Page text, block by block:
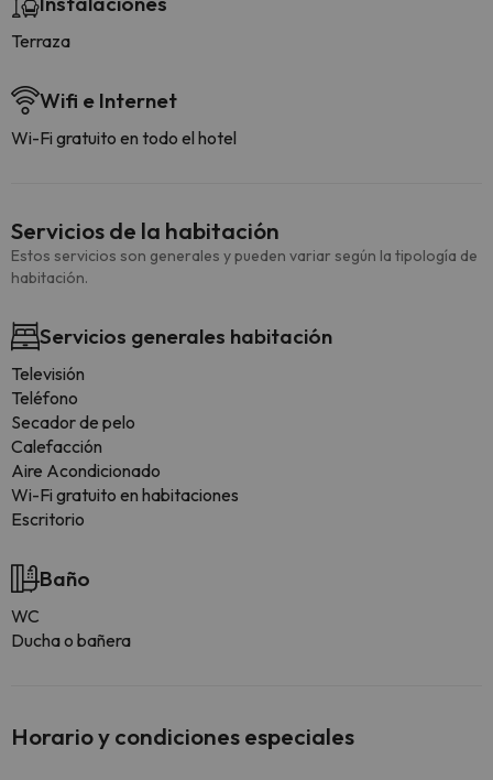
Terraza
Wifi e Internet
Wi-Fi gratuito en todo el hotel
Servicios de la habitación
Estos servicios son generales y pueden variar según la tipología de
habitación.
Servicios generales habitación
Televisión
Teléfono
Secador de pelo
Calefacción
Aire Acondicionado
Wi-Fi gratuito en habitaciones
Escritorio
Baño
WC
Ducha o bañera
Horario y condiciones especiales